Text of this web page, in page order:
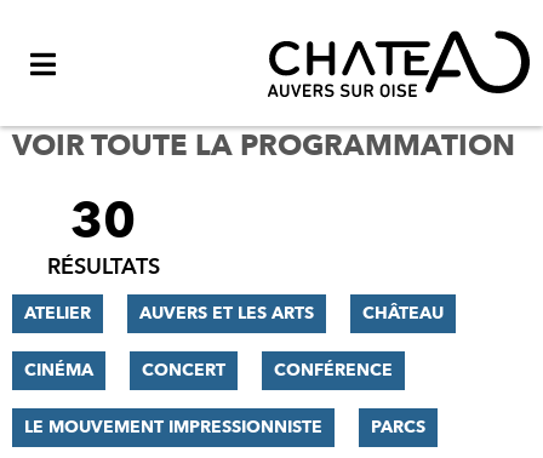
VOIR TOUTE LA PROGRAMMATION
FILTRER
RÉSULTATS
30
RÉSULTATS
ATELIER AUVERS ET LES ARTS CHÂTEAU
CINÉMA CONCERT CONFÉRENCE
LE MOUVEMENT IMPRESSIONNISTE PARCS